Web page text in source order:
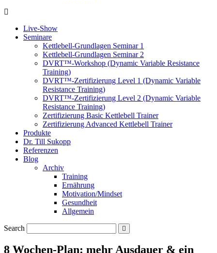
Live-Show
Seminare
Kettlebell-Grundlagen Seminar 1
Kettlebell-Grundlagen Seminar 2
DVRT™-Workshop (Dynamic Variable Resistance
Training)
DVRT™-Zertifizierung Level 1 (Dynamic Variable
Resistance Training)
DVRT™-Zertifizierung Level 2 (Dynamic Variable
Resistance Training)
Zertifizierung Basic Kettlebell Trainer
Zertifizierung Advanced Kettlebell Trainer
Produkte
Dr. Till Sukopp
Referenzen
Blog
Archiv
Training
Ernährung
Motivation/Mindset
Gesundheit
Allgemein
Search
8 Wochen-Plan: mehr Ausdauer & ein